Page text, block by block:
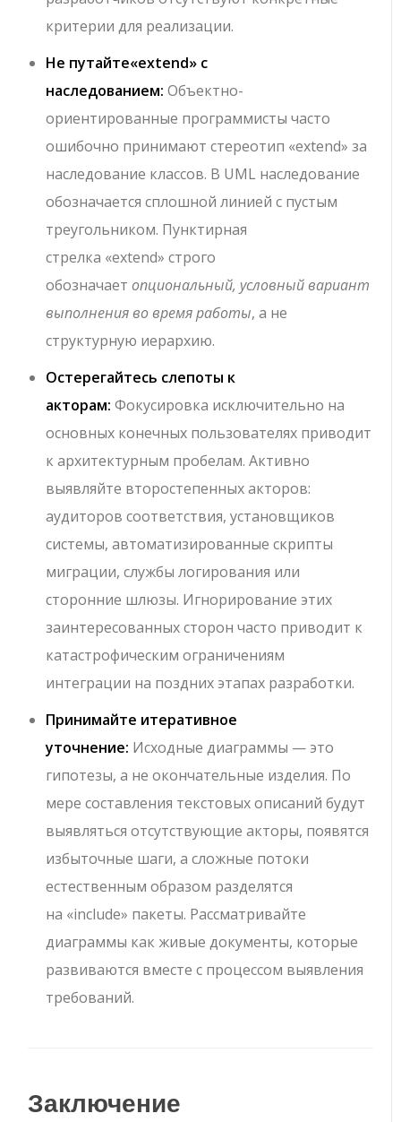
критерии для реализации.
Не путайте«extend» с
наследованием: Объектно-
ориентированные программисты часто
ошибочно принимают стереотип «extend» за
наследование классов. В UML наследование
обозначается сплошной линией с пустым
треугольником. Пунктирная
стрелка «extend» строго
обозначаетопциональный, условный вариант
выполнения во время работы, а не
структурную иерархию.
Остерегайтесь слепоты к
акторам: Фокусировка исключительно на
основных конечных пользователях приводит
к архитектурным пробелам. Активно
выявляйте второстепенных акторов:
аудиторов соответствия, установщиков
системы, автоматизированные скрипты
миграции, службы логирования или
сторонние шлюзы. Игнорирование этих
заинтересованных сторон часто приводит к
катастрофическим ограничениям
интеграции на поздних этапах разработки.
Принимайте итеративное
уточнение: Исходные диаграммы — это
гипотезы, а не окончательные изделия. По
мере составления текстовых описаний будут
выявляться отсутствующие акторы, появятся
избыточные шаги, а сложные потоки
естественным образом разделятся
на «include» пакеты. Рассматривайте
диаграммы как живые документы, которые
развиваются вместе с процессом выявления
требований.
Заключение